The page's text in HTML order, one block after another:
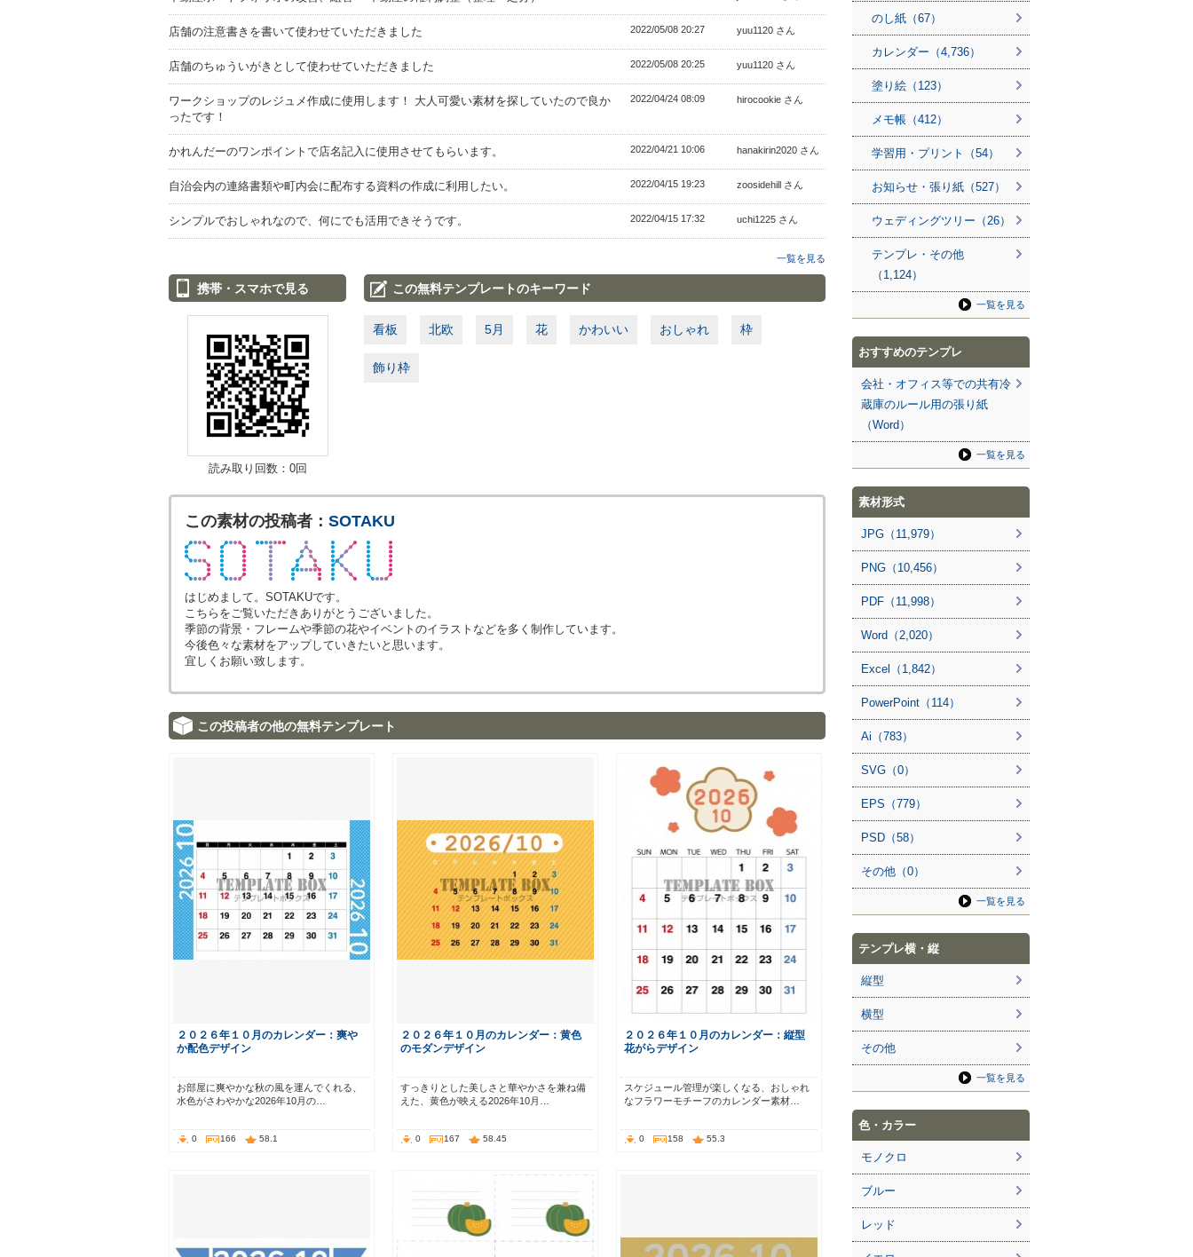
店舗の注意書きを書いて使わせていただきました 2022/05/08 20:27 yuu1120 さん
店舗のちゅういがきとして使わせていただきました 2022/05/08 20:25 yuu1120 さん
ワークショップのレジュメ作成に使用します！ 大人可愛い素材を探していたので良か
ったです！
2022/04/24 08:09 hirocookie さん
かれんだーのワンポイントで店名記入に使用させてもらいます。 2022/04/21 10:06 hanakirin2020 さん
自治会内の連絡書類や町内会に配布する資料の作成に利用したい。 2022/04/15 19:23 zoosidehill さん
シンプルでおしゃれなので、何にでも活用できそうです。 2022/04/15 17:32 uchi1225 さん
一覧を見る
携帯・スマホで見る
読み取り回数：0回
この無料テンプレートのキーワード
看板 北欧 5月 花 かわいい おしゃれ 枠
飾り枠
この素材の投稿者： SOTAKU
はじめまして。SOTAKUです。
こちらをご覧いただきありがとうございました。
季節の背景・フレームや季節の花やイベントのイラストなどを多く制作しています。
今後色々な素材をアップしていきたいと思います。
宜しくお願い致します。
この投稿者の他の無料テンプレート
２０２６年１０月のカレンダー：爽や
か配色デザイン
お部屋に爽やかな秋の風を運んでくれる、
水色がさわやかな2026年10月の…
0 166 58.1
２０２６年１０月のカレンダー：黄色
のモダンデザイン
すっきりとした美しさと華やかさを兼ね備
えた、黄色が映える2026年10月…
0 167 58.45
２０２６年１０月のカレンダー：縦型
花がらデザイン
スケジュール管理が楽しくなる、おしゃれ
なフラワーモチーフのカレンダー素材…
0 158 55.3
のし紙（67）
カレンダー（4,736）
塗り絵（123）
メモ帳（412）
学習用・プリント（54）
お知らせ・張り紙（527）
ウェディングツリー（26）
テンプレ・その他
（1,124）
一覧を見る
おすすめのテンプレ
会社・オフィス等での共有冷
蔵庫のルール用の張り紙
（Word）
一覧を見る
素材形式
JPG（11,979）
PNG（10,456）
PDF（11,998）
Word（2,020）
Excel（1,842）
PowerPoint（114）
Ai（783）
SVG（0）
EPS（779）
PSD（58）
その他（0）
一覧を見る
テンプレ横・縦
縦型
横型
その他
一覧を見る
色・カラー
モノクロ
ブルー
レッド